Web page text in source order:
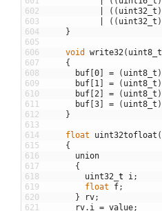
602
603
604
605
606
607
608
609
610
611
612
613
614
615
616
617
618
619
620
621
( ( uint32_t )
( ( uint32_t )
}
void write32( uint8_t
{
buf 0 = ( uint8_t )
buf 1 = ( uint8_t )
buf 2 = ( uint8_t )
buf 3 = ( uint8_t )
}
float uint32tofloat (
{
union
{
uint32 t i;
float
f;
}
rv;
rv. i = value;